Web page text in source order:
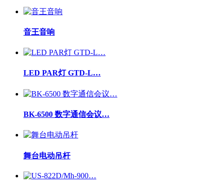
音王音响
LED PAR灯 GTD-L…
BK-6500 数字通信会议…
舞台电动吊杆